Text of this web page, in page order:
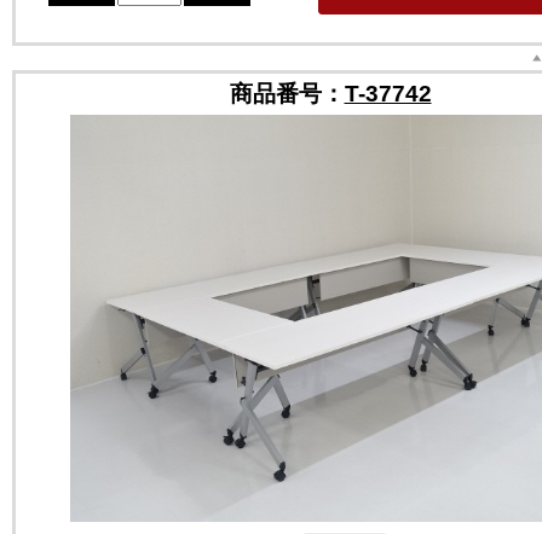
商品番号： T-37742